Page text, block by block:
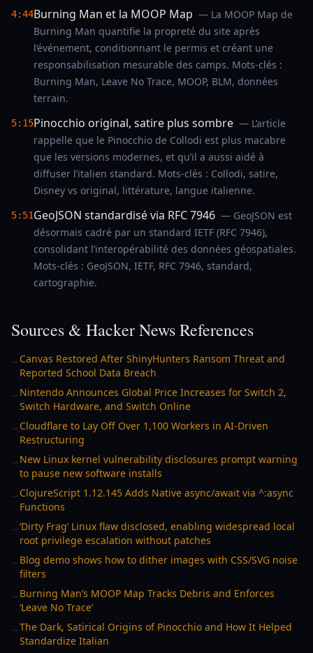
4:44Burning Man et la MOOP Map — La MOOP Map de
Burning Man quantifie la propreté du site après
l’événement, conditionnant le permis et créant une
responsabilisation mesurable des camps. Mots-clés :
Burning Man, Leave No Trace, MOOP, BLM, données
terrain.
5:15Pinocchio original, satire plus sombre — L’article
rappelle que le Pinocchio de Collodi est plus macabre
que les versions modernes, et qu’il a aussi aidé à
diffuser l’italien standard. Mots-clés : Collodi, satire,
Disney vs original, littérature, langue italienne.
5:51GeoJSON standardisé via RFC 7946 — GeoJSON est
désormais cadré par un standard IETF (RFC 7946),
consolidant l’interopérabilité des données géospatiales.
Mots-clés : GeoJSON, IETF, RFC 7946, standard,
cartographie.
Sources & Hacker News References
→ Canvas Restored After ShinyHunters Ransom Threat and
Reported School Data Breach
→ Nintendo Announces Global Price Increases for Switch 2,
Switch Hardware, and Switch Online
→ Cloudflare to Lay Off Over 1,100 Workers in AI-Driven
Restructuring
→ New Linux kernel vulnerability disclosures prompt warning
to pause new software installs
→ ClojureScript 1.12.145 Adds Native async/await via ^:async
Functions
→‘Dirty Frag’ Linux flaw disclosed, enabling widespread local
root privilege escalation without patches
→ Blog demo shows how to dither images with CSS/SVG noise
filters
→ Burning Man’s MOOP Map Tracks Debris and Enforces
‘Leave No Trace’
→The Dark, Satirical Origins of Pinocchio and How It Helped
Standardize Italian